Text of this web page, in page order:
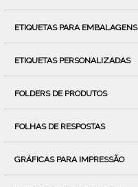
ETIQUETAS PARA EMBALAGENS
ETIQUETAS PERSONALIZADAS
FOLDERS DE PRODUTOS
FOLHAS DE RESPOSTAS
GRÁFICAS PARA IMPRESSÃO